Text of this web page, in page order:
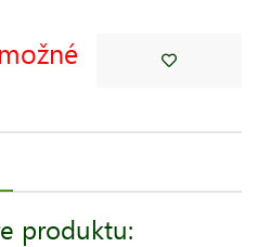
produktu: